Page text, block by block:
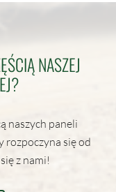
NASZEJ
naszych paneli
rozpoczyna się od
z nami!